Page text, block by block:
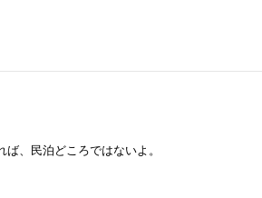
、民泊どころではないよ。